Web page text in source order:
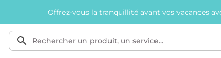
Offrez-vous la tranquillité avant vos vacances